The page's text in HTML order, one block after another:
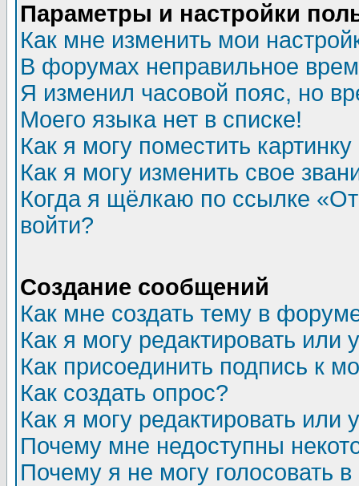
Параметры и настройки
Как мне изменить мои
В форумах неправильное
Я изменил часовой пояс, но
Моего языка нет в списке!
Как я могу поместить
Как я могу изменить свое
Когда я щёлкаю по ссылке
войти?
Создание сообщений
Как мне создать тему в
Как я могу редактировать или
Как присоединить подпись к
Как создать опрос?
Как я могу редактировать или
Почему мне недоступны
Почему я не могу голосовать